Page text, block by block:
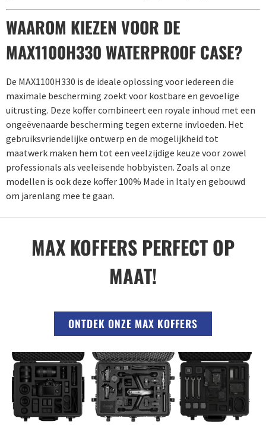
WAAROM KIEZEN VOOR DE
MAX1100H330 WATERPROOF CASE?
De MAX1100H330 is de ideale oplossing voor iedereen die
maximale bescherming zoekt voor kostbare en gevoelige
uitrusting. Deze koffer combineert een royale inhoud met een
ongeëvenaarde bescherming tegen externe invloeden. Het
gebruiksvriendelijke ontwerp en de mogelijkheid tot
maatwerk maken hem tot een veelzijdige keuze voor zowel
professionals als veeleisende hobbyisten. Zoals al onze
modellen is ook deze koffer 100% Made in Italy en gebouwd
om jarenlang mee te gaan.
MAX KOFFERS PERFECT OP
MAAT!
ONTDEK ONZE MAX KOFFERS